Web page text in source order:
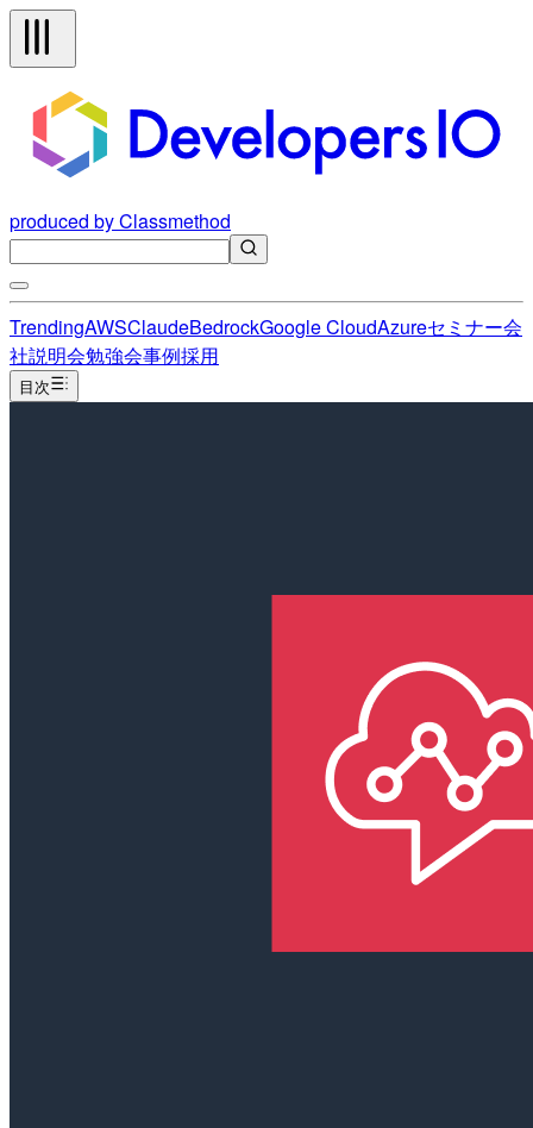
produced by Classmethod
TrendingAWSClaudeBedrockGoogle CloudAzureセミナー会
社説明会勉強会事例採用
目次